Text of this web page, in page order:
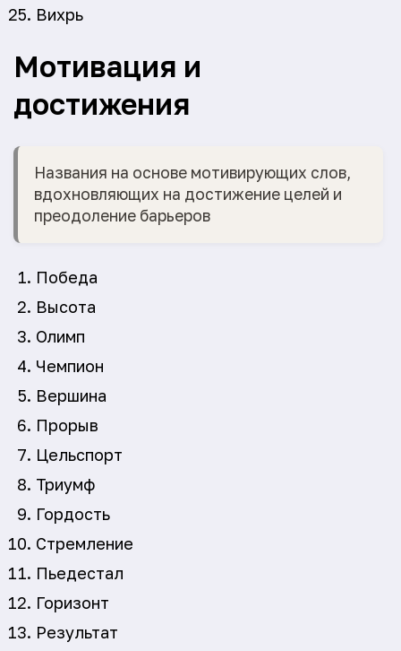
Вихрь
Мотивация и
достижения
Названия на основе мотивирующих слов,
вдохновляющих на достижение целей и
преодоление барьеров
Победа
Высота
Олимп
Чемпион
Вершина
Прорыв
Цельспорт
Триумф
Гордость
Стремление
Пьедестал
Горизонт
Результат